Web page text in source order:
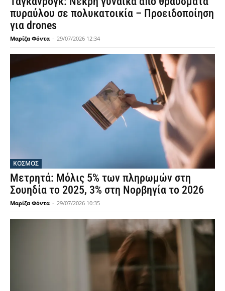
πυραύλου σε πολυκατοικία – Προειδοποίηση
για drones
Μαρίζα Φόντα - 29/07/2026 12:34
ΚΟΣΜΟΣ
Μετρητά: Μόλις 5% των πληρωμών στη
Σουηδία το 2025, 3% στη Νορβηγία το 2026
Μαρίζα Φόντα - 29/07/2026 10:35